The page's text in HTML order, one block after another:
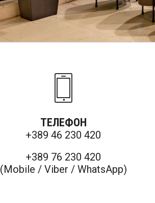
ТЕЛЕФОН
+389 46 230 420
+389 76 230 420
(Mobile / Viber / WhatsApp)